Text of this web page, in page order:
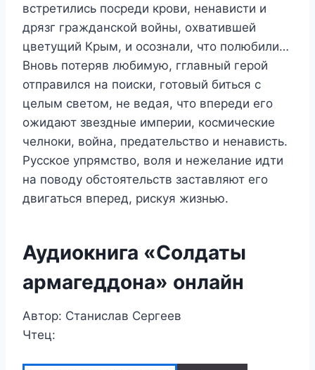
встретились посреди крови, ненависти и
дрязг гражданской войны, охватившей
цветущий Крым, и осознали, что полюбили…
Вновь потеряв любимую, гглавный герой
отправился на поиски, готовый биться с
целым светом, не ведая, что впереди его
ожидают звездные империи, космические
челноки, война, предательство и ненависть.
Русское упрямство, воля и нежелание идти
на поводу обстоятельств заставляют его
двигаться вперед, рискуя жизнью.
Аудиокнига «Солдаты
армагеддона» онлайн
Автор: Станислав Сергеев
Чтец: